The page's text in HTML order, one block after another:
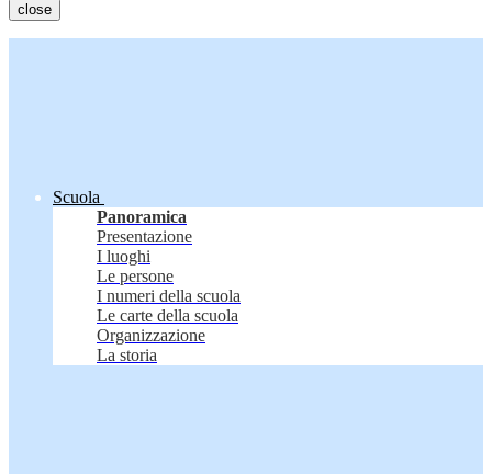
close
Scuola
Panoramica
Presentazione
I luoghi
Le persone
I numeri della scuola
Le carte della scuola
Organizzazione
La storia